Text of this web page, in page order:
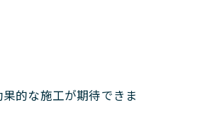
的な施工が期待できま